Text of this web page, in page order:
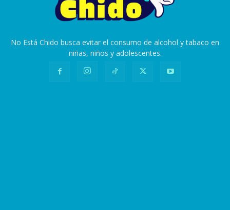
No Está Chido busca evitar el consumo de alcohol y tabaco en
niñas, niños y adolescentes.